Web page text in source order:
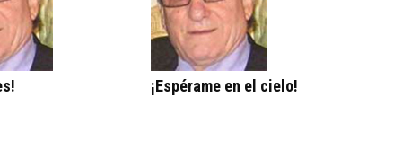
¡Espérame en el cielo!